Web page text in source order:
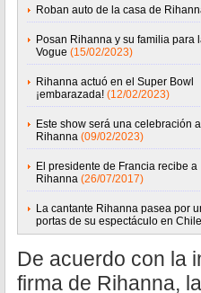
Roban auto de la casa de
Posan Rihanna y su familia para
Vogue (15/02/2023)
Rihanna actuó en el Super Bowl
¡embarazada! (12/02/2023)
Este show será una celebración
Rihanna (09/02/2023)
El presidente de Francia recibe a
Rihanna (26/07/2017)
La cantante Rihanna pasea por
portas de su espectáculo en Chile
De acuerdo con la
firma de Rihanna,